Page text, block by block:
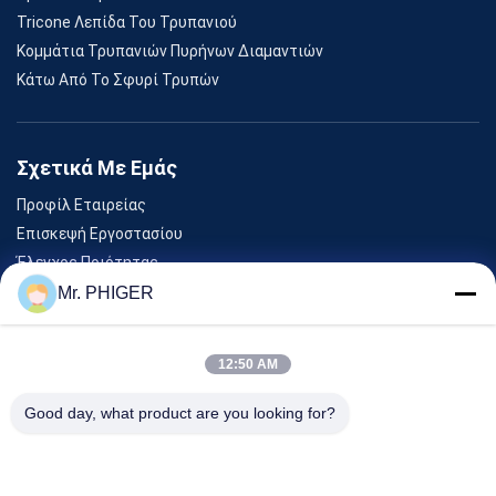
Tricone Λεπίδα Του Τρυπανιού
Κομμάτια Τρυπανιών Πυρήνων Διαμαντιών
Κάτω Από Το Σφυρί Τρυπών
Σχετικά Με Εμάς
Προφίλ Εταιρείας
Επισκεψή Εργοστασίου
Έλεγχος Ποιότητας
Sitemap
Εκδηλώσεις
Mr. PHIGER
12:50 AM
Good day, what product are you looking for?